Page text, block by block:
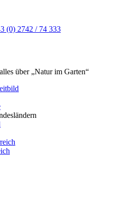
(0) 2742 / 74 333
über „Natur im Garten“